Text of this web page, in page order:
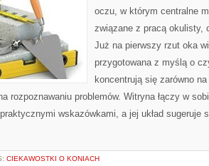
oczu, w którym centralne
związane z pracą okulisty,
Już na pierwszy rzut oka
przygotowana z myślą o
koncentrują się zarówno
rozpoznawaniu problemów. Witryna łączy w
wskazówkami, a jej układ sugeruje
CIEKAWOSTKI O KONIACH